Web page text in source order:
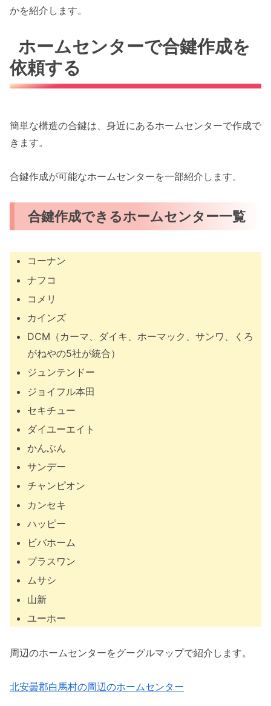
かを紹介します。
ホームセンターで合鍵作成を
依頼する
簡単な構造の合鍵は、身近にあるホームセンターで作成で
きます。
合鍵作成が可能なホームセンターを一部紹介します。
合鍵作成できるホームセンター一覧
コーナン
ナフコ
コメリ
カインズ
DCM（カーマ、ダイキ、ホーマック、サンワ、くろ
がねやの5社が統合）
ジュンテンドー
ジョイフル本田
セキチュー
ダイユーエイト
かんぶん
サンデー
チャンピオン
カンセキ
ハッピー
ビバホーム
プラスワン
ムサシ
山新
ユーホー
周辺のホームセンターをグーグルマップで紹介します。
北安曇郡白馬村の周辺のホームセンター